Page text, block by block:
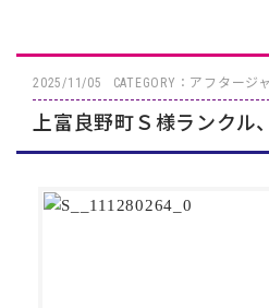
2025/11/05 CATEGORY：アフター
上富良野町Ｓ様ランク